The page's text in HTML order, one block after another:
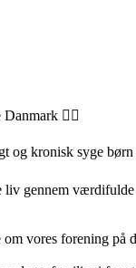
🚴‍♂️
og kronisk syge
gennem
vores forening på